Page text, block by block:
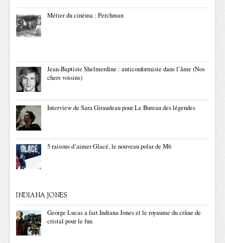
Métier du cinéma : Perchman
Jean-Baptiste Shelmerdine : anticonformiste dans l’âme (Nos
chers voisins)
Interview de Sara Giraudeau pour Le Bureau des légendes
5 raisons d’aimer Glacé, le nouveau polar de M6
INDIANA JONES
George Lucas a fait Indiana Jones et le royaume du crâne de
cristal pour le fun